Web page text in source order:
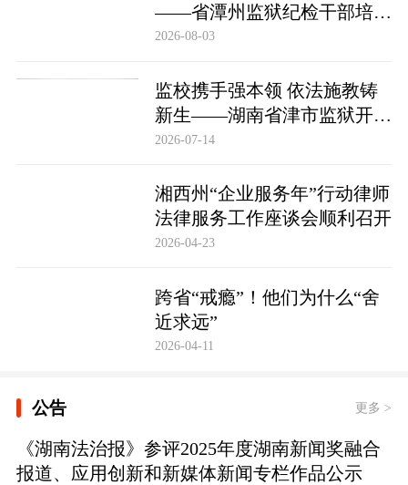
——省潭州监狱纪检干部培训
实现全覆盖
2026-08-03
监校携手强本领 依法施教铸
新生——湖南省津市监狱开展
基层警察教育改造专项技能培
2026-07-14
湘西州“企业服务年”行动律师
法律服务工作座谈会顺利召开
2026-04-23
跨省“戒瘾”！他们为什么“舍
近求远”
2026-04-11
公告 更多 >
《湖南法治报》参评2025年度湖南新闻奖融合
报道、应用创新和新媒体新闻专栏作品公示